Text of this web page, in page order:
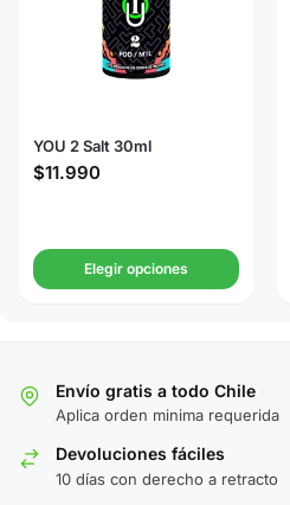
YOU 2 Salt 30ml
$11.990
Elegir opciones
Envío gratis a todo Chile
Aplica orden minima requerida
Devoluciones fáciles
10 días con derecho a retracto